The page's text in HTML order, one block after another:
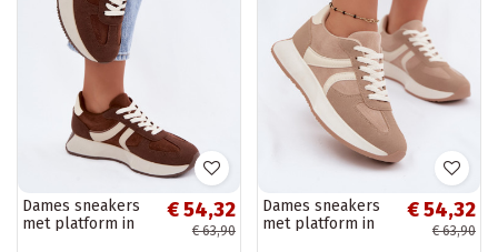
Dames sneakers
met platform in
€ 54,32
€ 63,90
Dames sneakers
met platform in
€ 54,32
€ 63,90